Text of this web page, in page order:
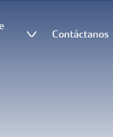
Contáctanos